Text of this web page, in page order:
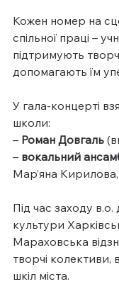
Кожен номер на
спільної праці –
підтримують
допомагають їм
У гала-концерті
школи:
– Роман Довгаль
– вокальний
Мар’яна
Під час заходу
культури
Мараховська
творчі колективи,
шкіл міста.